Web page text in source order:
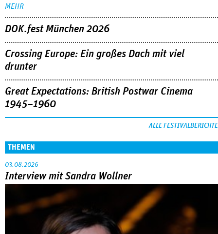
Great Expectations: British Postwar Cinema
1945–1960
ALLE FESTIVALBERICHTE
03.08.2026
Interview mit Sandra Wollner